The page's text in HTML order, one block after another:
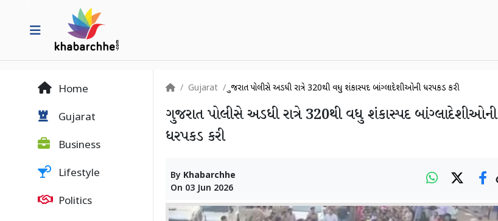
Home
Gujarat
Business
Lifestyle
Politics
Gujarat ગુજરાત પોલીસે અડધી રાત્રે 320થી વધુ શંકાસ્પદ બાંગ્લાદેશીઓની ધરપકડ કરી
ગુજરાત પોલીસે અડધી રાત્રે 320થી વધુ શંકાસ્પદ બાંગ્લાદેશીઓની
ધરપકડ કરી
By Khabarchhe
On 03 Jun 2026